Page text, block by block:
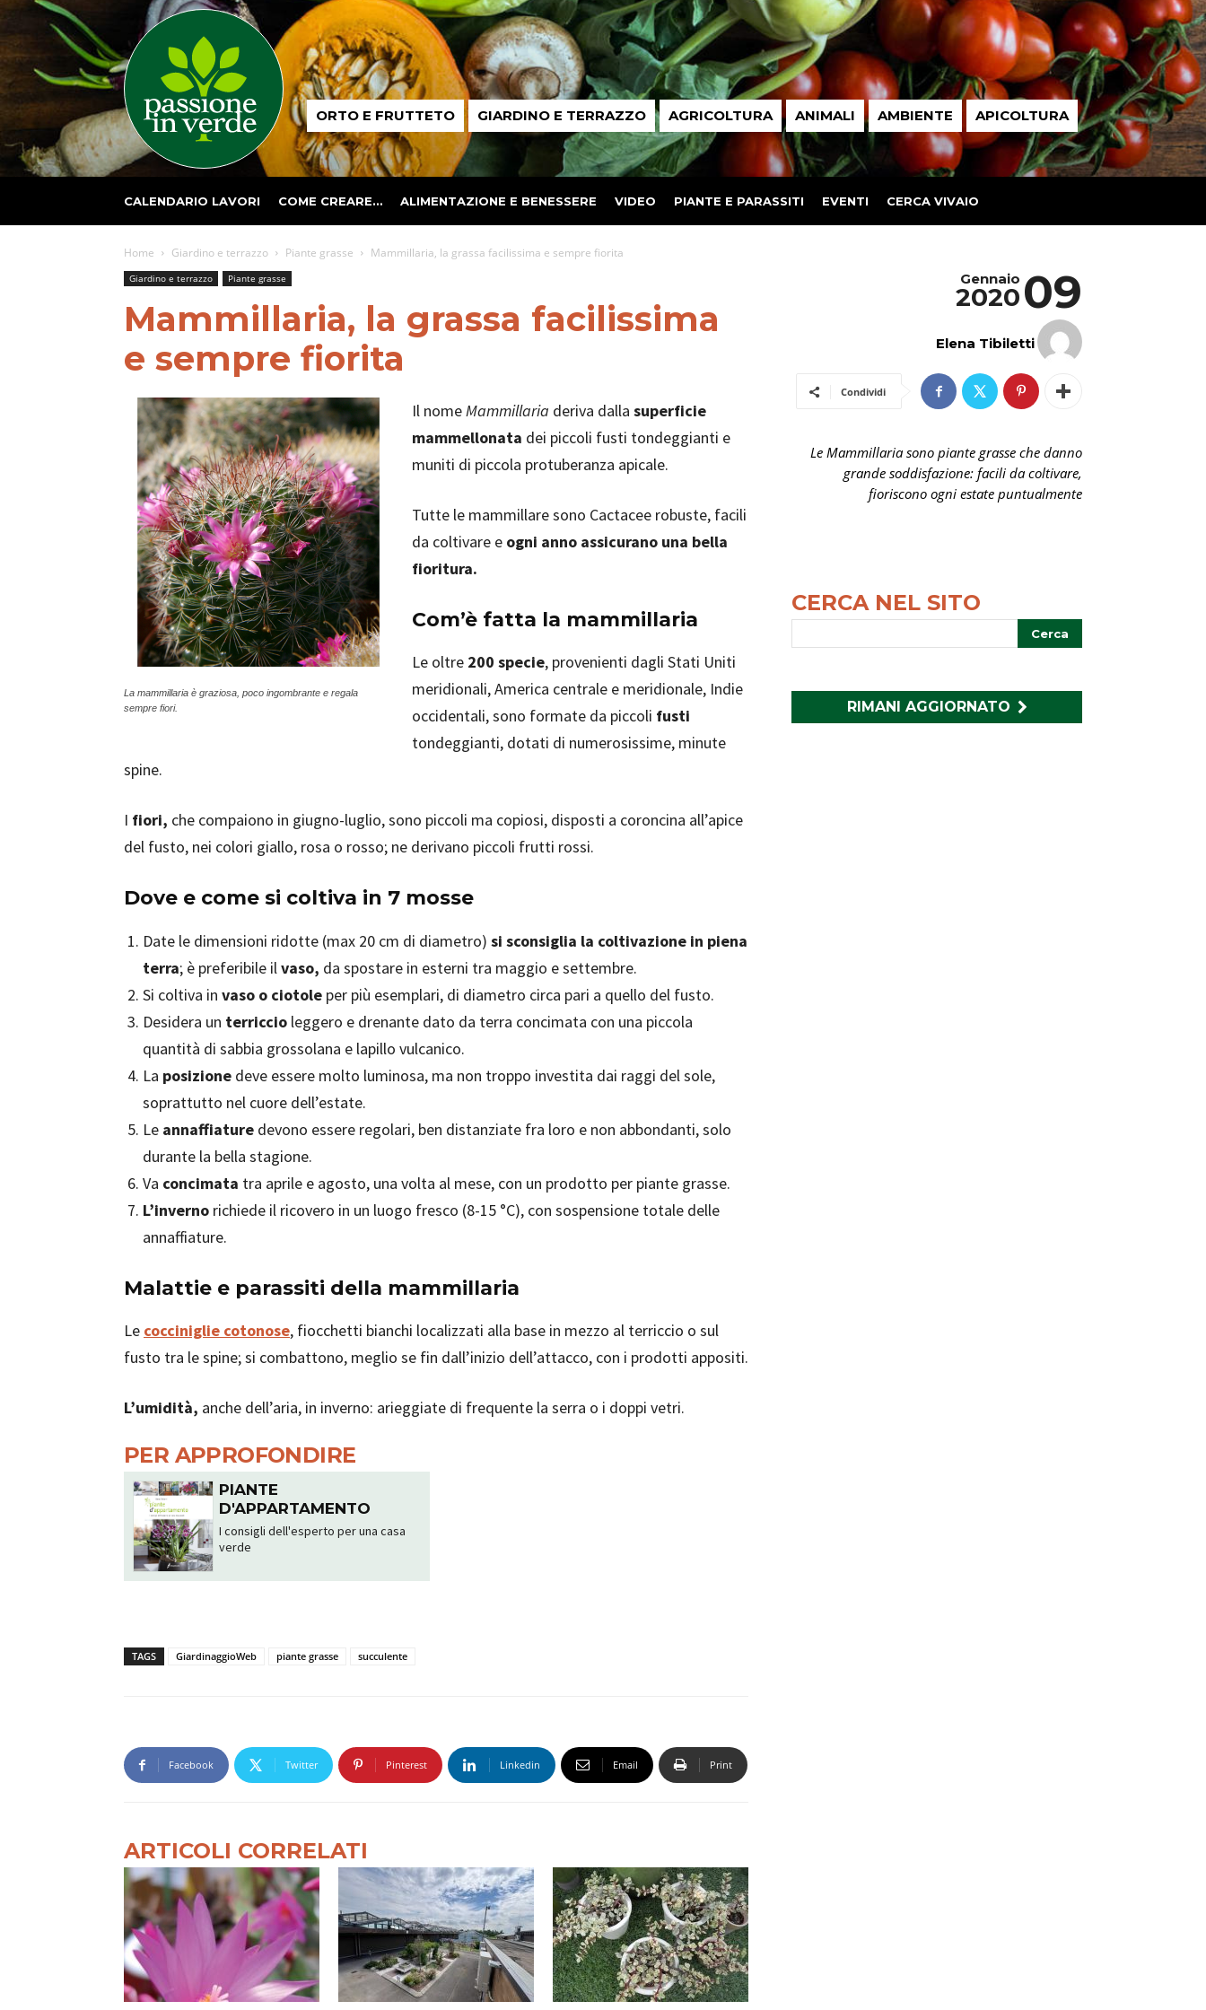
Passione
in ORTO E FRUTTETO GIARDINO E TERRAZZO AGRICOLTURA ANIMALI AMBIENTE APICOLTURA
CALENDARIO LAVORI COME CREARE… ALIMENTAZIONE E BENESSERE VIDEO PIANTE E PARASSITI EVENTI CERCA VIVAIO
Home Giardino e terrazzo Piante grasse Mammillaria, la grassa facilissima e sempre fiorita
Giardino e terrazzo Piante grasse
Mammillaria, la grassa facilissima
e sempre fiorita
La mammillaria è graziosa, poco ingombrante e regala
sempre fiori.
Il nomeMammillaria deriva dalla superficie
mammellonata dei piccoli fusti tondeggianti e
muniti di piccola protuberanza apicale.
Tutte le mammillare sono Cactacee robuste, facili
da coltivare e ogni anno assicurano una bella
fioritura.
Com’è fatta la mammillaria
Le oltre 200 specie, provenienti dagli Stati Uniti
meridionali, America centrale e meridionale, Indie
occidentali, sono formate da piccoli fusti
tondeggianti, dotati di numerosissime, minute
spine.
I fiori, che compaiono in giugno-luglio, sono piccoli ma copiosi, disposti a coroncina all’apice
del fusto, nei colori giallo, rosa o rosso; ne derivano piccoli frutti rossi.
Dove e come si coltiva in 7 mosse
Date le dimensioni ridotte (max 20 cm di diametro) si sconsiglia la coltivazione in piena
terra; è preferibile ilvaso, da spostare in esterni tra maggio e settembre.
Si coltiva in vaso o ciotole per più esemplari, di diametro circa pari a quello del fusto.
Desidera un terriccio leggero e drenante dato da terra concimata con una piccola
quantità di sabbia grossolana e lapillo vulcanico.
La posizione deve essere molto luminosa, ma non troppo investita dai raggi del sole,
soprattutto nel cuore dell’estate.
Le annaffiature devono essere regolari, ben distanziate fra loro e non abbondanti, solo
durante la bella stagione.
Va concimata tra aprile e agosto, una volta al mese, con un prodotto per piante grasse.
L’inverno richiede il ricovero in un luogo fresco (8-15 °C), con sospensione totale delle
annaffiature.
Malattie e parassiti della mammillaria
Le cocciniglie cotonose, fiocchetti bianchi localizzati alla base in mezzo al terriccio o sul
fusto tra le spine; si combattono, meglio se fin dall’inizio dell’attacco, con i prodotti appositi.
L’umidità, anche dell’aria, in inverno: arieggiate di frequente la serra o i doppi vetri.
PER APPROFONDIRE
PIANTE
D'APPARTAMENTO
I consigli dell'esperto per una casa
verde
TAGS GiardinaggioWeb piante grasse succulente
Facebook Twitter Pinterest Linkedin Email Print
ARTICOLI CORRELATI
09
Gennaio
2020
Elena Tibiletti
Condividi
Le Mammillaria sono piante grasse che danno
grande soddisfazione: facili da coltivare,
fioriscono ogni estate puntualmente
CERCA NEL SITO
RIMANI AGGIORNATO